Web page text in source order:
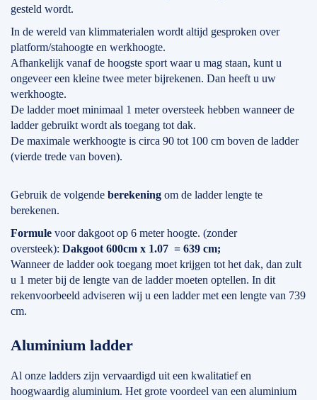
gesteld wordt.
In de wereld van klimmaterialen wordt altijd gesproken over
platform/stahoogte en werkhoogte.
Afhankelijk vanaf de hoogste sport waar u mag staan, kunt u
ongeveer een kleine twee meter bijrekenen. Dan heeft u uw
werkhoogte.
De ladder moet minimaal 1 meter oversteek hebben wanneer de
ladder gebruikt wordt als toegang tot dak.
De maximale werkhoogte is circa 90 tot 100 cm boven de ladder
(vierde trede van boven).
Gebruik de volgende berekening om de ladder lengte te
berekenen.
Formule voor dakgoot op 6 meter hoogte. (zonder
oversteek): Dakgoot 600cm x 1.07 = 639 cm;
Wanneer de ladder ook toegang moet krijgen tot het dak, dan zult
u 1 meter bij de lengte van de ladder moeten optellen. In dit
rekenvoorbeeld adviseren wij u een ladder met een lengte van 739
cm.
Aluminium ladder
Al onze ladders zijn vervaardigd uit een kwalitatief en
hoogwaardig aluminium. Het grote voordeel van een aluminium